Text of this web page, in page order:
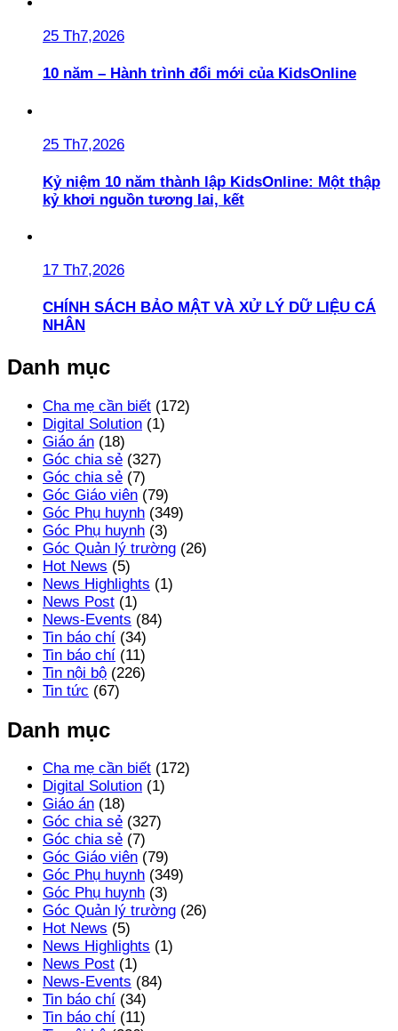
25 Th7,2026
10 năm – Hành trình đổi mới của KidsOnline
25 Th7,2026
Kỷ niệm 10 năm thành lập KidsOnline: Một thập
kỷ khơi nguồn tương lai, kết
17 Th7,2026
CHÍNH SÁCH BẢO MẬT VÀ XỬ LÝ DỮ LIỆU CÁ
NHÂN
Danh mục
Cha mẹ cần biết (172)
Digital Solution (1)
Giáo án (18)
Góc chia sẻ (327)
Góc chia sẻ (7)
Góc Giáo viên (79)
Góc Phụ huynh (349)
Góc Phụ huynh (3)
Góc Quản lý trường (26)
Hot News (5)
News Highlights (1)
News Post (1)
News-Events (84)
Tin báo chí (34)
Tin báo chí (11)
Tin nội bộ (226)
Tin tức (67)
Danh mục
Cha mẹ cần biết (172)
Digital Solution (1)
Giáo án (18)
Góc chia sẻ (327)
Góc chia sẻ (7)
Góc Giáo viên (79)
Góc Phụ huynh (349)
Góc Phụ huynh (3)
Góc Quản lý trường (26)
Hot News (5)
News Highlights (1)
News Post (1)
News-Events (84)
Tin báo chí (34)
Tin báo chí (11)